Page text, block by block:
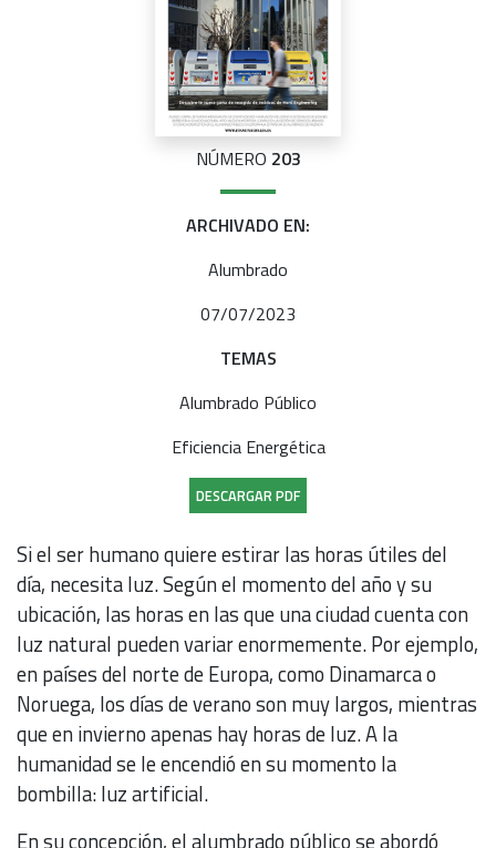
NÚMERO 203
ARCHIVADO EN:
Alumbrado
07/07/2023
TEMAS
Alumbrado Público
Eficiencia Energética
DESCARGAR PDF
Si el ser humano quiere estirar las horas útiles del
día, necesita luz. Según el momento del año y su
ubicación, las horas en las que una ciudad cuenta con
luz natural pueden variar enormemente. Por ejemplo,
en países del norte de Europa, como Dinamarca o
Noruega, los días de verano son muy largos, mientras
que en invierno apenas hay horas de luz. A la
humanidad se le encendió en su momento la
bombilla: luz artificial.
En su concepción, el alumbrado público se abordó